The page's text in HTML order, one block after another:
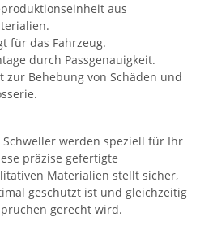
aus
für das Fahrzeug.
durch Passgenauigkeit.
zur Behebung von Schäden und
werden speziell für Ihr
präzise gefertigte
Materialien stellt sicher,
geschützt ist und gleichzeitig
gerecht wird.